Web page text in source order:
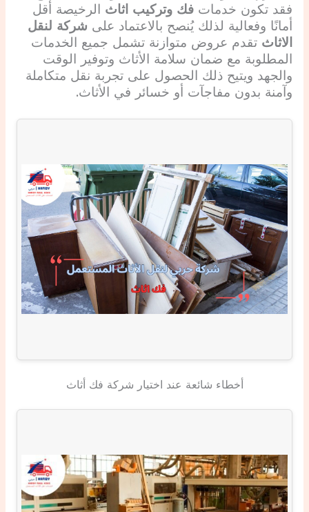
فقد تكون خدمات فك وتركيب اثاث الرخيصة أقل
أمانًا وفعالية لذلك يُنصح بالاعتماد على شركة لنقل
الاثاث تقدم عروض متوازنة تشمل جميع الخدمات
المطلوبة مع ضمان سلامة الأثاث وتوفير الوقت
والجهد ويتيح ذلك الحصول على تجربة نقل متكاملة
وآمنة بدون مفاجآت أو خسائر في الأثاث.
أخطاء شائعة عند اختيار شركة فك أثاث